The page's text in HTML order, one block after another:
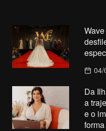
04/
Da
a
e o